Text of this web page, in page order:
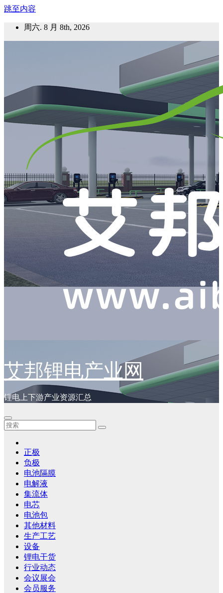
跳至内容
周六. 8 月 8th, 2026
艾邦锂电产业网
锂电上下游产业资源汇总
正极
负极
电池隔膜
电解液
集流体
电芯
电池包
其他材料
生产工艺
设备
锂电干货
行业动态
会议展会
会员服务